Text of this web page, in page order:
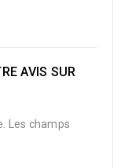
AVIS SUR
Les champs